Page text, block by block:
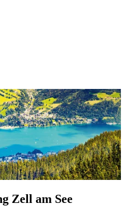
Zell am See